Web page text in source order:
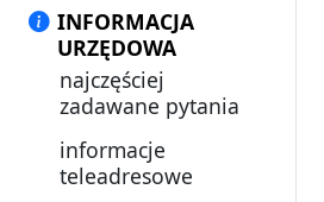
INFORMACJA
URZĘDOWA
najczęściej
zadawane pytania
informacje
teleadresowe